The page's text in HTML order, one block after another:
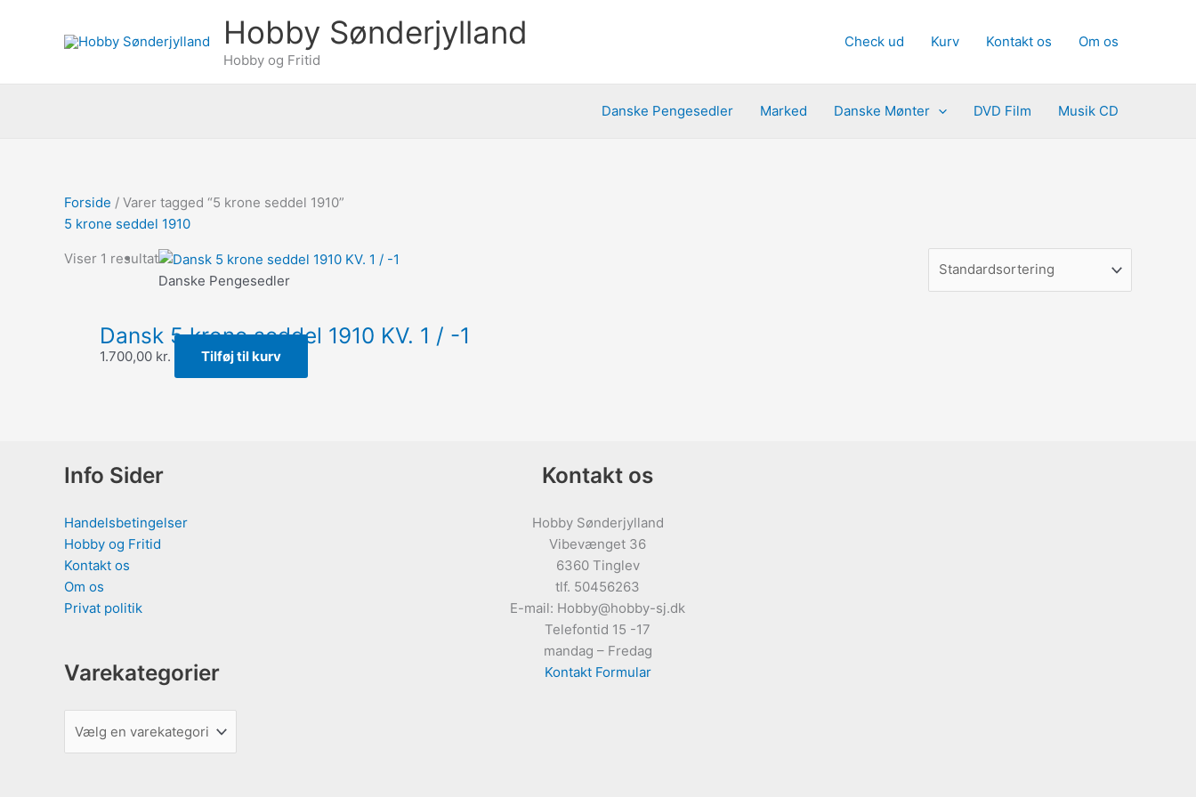
Hobby Sønderjylland
Hobby og Fritid
Check ud Kurv Kontakt os Om os
Danske Pengesedler Marked Danske Mønter DVD Film Musik CD
Forside / Varer tagged “5 krone seddel 1910”
5 krone seddel 1910
Viser 1 resultat
Danske Pengesedler
Dansk 5 krone seddel 1910 KV. 1 / -1
1.700,00 kr. Tilføj til kurv
Info Sider
Handelsbetingelser
Hobby og Fritid
Kontakt os
Om os
Privat politik
Varekategorier
efter:
Kontakt os
Hobby Sønderjylland
Vibevænget 36
6360 Tinglev
tlf. 50456263
E-mail: Hobby@hobby-sj.dk
Telefontid 15 -17
mandag – Fredag
Kontakt Formular